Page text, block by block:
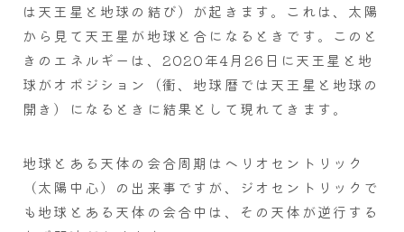
は天王星と地球の結び）が起きます。これは、太陽
から見て天王星が地球と合になるときです。このと
きのエネルギーは、2020年4月26日に天王星と地
球がオポジション（衝、地球暦では天王星と地球の
開き）になるときに結果として現れてきます。
地球とある天体の会合周期はヘリオセントリック
（太陽中心）の出来事ですが、ジオセントリックで
も地球とある天体の会合中は、その天体が逆行する